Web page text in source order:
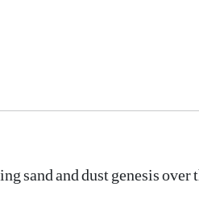
sand and dust genesis over